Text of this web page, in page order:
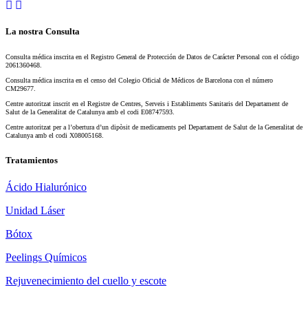
La nostra Consulta
Consulta médica inscrita en el Registro General de Protección de Datos de Carácter Personal con el código
2061360468.
Consulta médica inscrita en el censo del Colegio Oficial de Médicos de Barcelona con el número
CM29677.
Centre autoritzat inscrit en el Registre de Centres, Serveis i Establiments Sanitaris del Departament de
Salut de la Generalitat de Catalunya amb el codi E08747593.
Centre autoritzat per a l’obertura d’un dipòsit de medicaments pel Departament de Salut de la Generalitat de
Catalunya amb el codi X08005168.
Tratamientos
Ácido Hialurónico
Unidad Láser
Bótox
Peelings Químicos
Rejuvenecimiento del cuello y escote